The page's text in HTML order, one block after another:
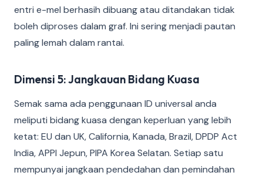
entri e-mel berhasih dibuang atau ditandakan tidak
boleh diproses dalam graf. Ini sering menjadi pautan
paling lemah dalam rantai.
Dimensi 5: Jangkauan Bidang Kuasa
Semak sama ada penggunaan ID universal anda
meliputi bidang kuasa dengan keperluan yang lebih
ketat: EU dan UK, California, Kanada, Brazil, DPDP Act
India, APPI Jepun, PIPA Korea Selatan. Setiap satu
mempunyai jangkaan pendedahan dan pemindahan